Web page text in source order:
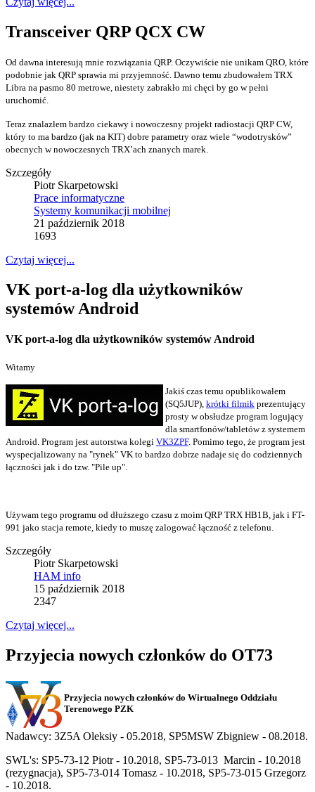
Transceiver QRP QCX CW
Od dawna interesują mnie rozwiązania QRP. Oczywiście nie unikam QRO, które
podobnie jak QRP sprawia mi przyjemność. Dawno temu zbudowałem TRX
Libra na pasmo 80 metrowe, niestety zabrakło mi chęci by go w pełni
uruchomić.
Teraz znalazłem bardzo ciekawy i nowoczesny projekt radiostacji QRP CW,
który to ma bardzo (jak na KIT) dobre parametry oraz wiele “wodotrysków”
obecnych w nowoczesnych TRX’ach znanych marek.
Szczegóły
Piotr Skarpetowski
Prace informatyczne
Systemy komunikacji mobilnej
21 październik 2018
1693
Czytaj więcej...
VK port-a-log dla użytkowników
systemów Android
VK port-a-log dla użytkowników systemów Android
Witamy
Jakiś czas temu opublikowałem
(SQ5JUP), krótki filmik prezentujący
prosty w obsłudze program logujący
dla smartfonów/tabletów z systemem
Android. Program jest autorstwa kolegi VK3ZPF. Pomimo tego, że program jest
wyspecjalizowany na "rynek" VK to bardzo dobrze nadaje się do codziennych
łączności jak i do tzw. "Pile up".
Używam tego programu od dłuższego czasu z moim QRP TRX HB1B, jak i FT-
991 jako stacja remote, kiedy to muszę zalogować łączność z telefonu.
Szczegóły
Piotr Skarpetowski
HAM info
15 październik 2018
2347
Czytaj więcej...
Przyjecia nowych członków do OT73
Przyjecia nowych członków do Wirtualnego Oddziału
Terenowego PZK
Nadawcy: 3Z5A Oleksiy - 05.2018, SP5MSW Zbigniew - 08.2018.
SWL's: SP5-73-12 Piotr - 10.2018, SP5-73-013 Marcin - 10.2018
(rezygnacja), SP5-73-014 Tomasz - 10.2018, SP5-73-015 Grzegorz
- 10.2018.